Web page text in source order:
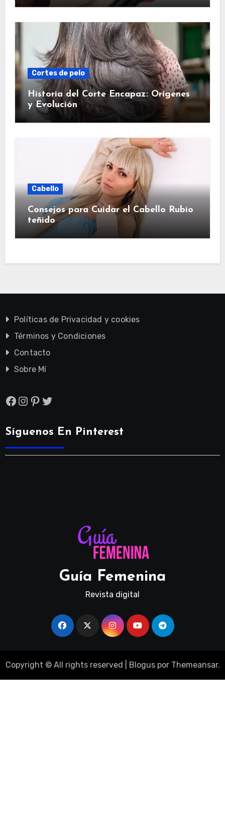
Cortes de pelo
Historia del Corte Encapaz: Orígenes
y Evolución
Cabello
Consejos para Cuidar el Cabello Rubio
teñido
Políticas de Privacidad y cookies
Términos y Condiciones
Contacto
Sobre Mí
Facebook
Instagram
Pinterest
Twitter
Síguenos En Pinterest
Guía Femenina
Revista digital
Copyright © All rights reserved Bloguspor Themeansar.